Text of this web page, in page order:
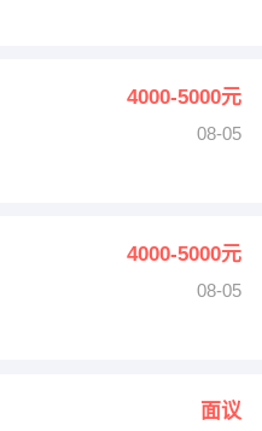
4000-5000元
08-05
4000-5000元
08-05
面议